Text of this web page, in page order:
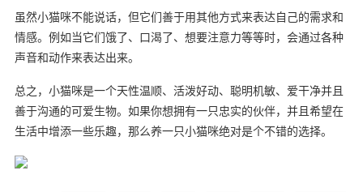
虽然小猫咪不能说话，但它们善于用其他方式来表达自己的需求和
情感。例如当它们饿了、口渴了、想要注意力等等时，会通过各种
声音和动作来表达出来。
总之，小猫咪是一个天性温顺、活泼好动、聪明机敏、爱干净并且
善于沟通的可爱生物。如果你想拥有一只忠实的伙伴，并且希望在
生活中增添一些乐趣，那么养一只小猫咪绝对是个不错的选择。